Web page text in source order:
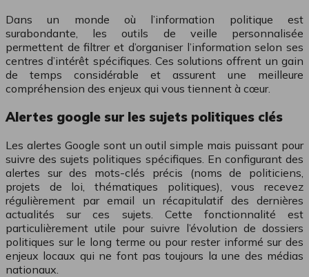
Dans un monde où l’information politique est
surabondante, les outils de veille personnalisée
permettent de filtrer et d’organiser l’information selon ses
centres d’intérêt spécifiques. Ces solutions offrent un gain
de temps considérable et assurent une meilleure
compréhension des enjeux qui vous tiennent à cœur.
Alertes google sur les sujets politiques clés
Les alertes Google sont un outil simple mais puissant pour
suivre des sujets politiques spécifiques. En configurant des
alertes sur des mots-clés précis (noms de politiciens,
projets de loi, thématiques politiques), vous recevez
régulièrement par email un récapitulatif des dernières
actualités sur ces sujets. Cette fonctionnalité est
particulièrement utile pour suivre l’évolution de dossiers
politiques sur le long terme ou pour rester informé sur des
enjeux locaux qui ne font pas toujours la une des médias
nationaux.